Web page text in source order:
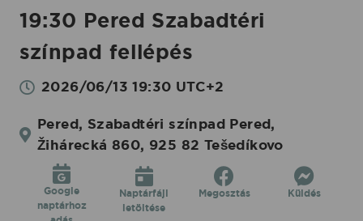
19:30 Pered Szabadtéri
színpad fellépés
2026/06/13 19:30 UTC+2
Pered, Szabadtéri színpad Pered,
Žihárecká 860, 925 82 Tešedíkovo
Google
naptárhoz
Naptárfájl
letöltése
Megosztás Küldés